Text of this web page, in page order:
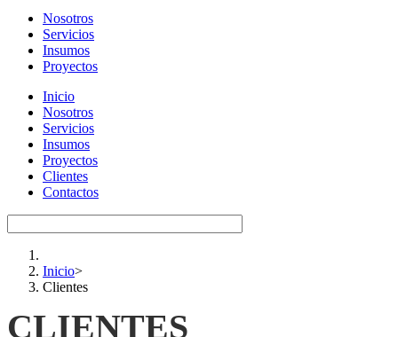
Nosotros
Servicios
Insumos
Proyectos
Inicio
Nosotros
Servicios
Insumos
Proyectos
Clientes
Contactos
Inicio>
Clientes
CLIENTES